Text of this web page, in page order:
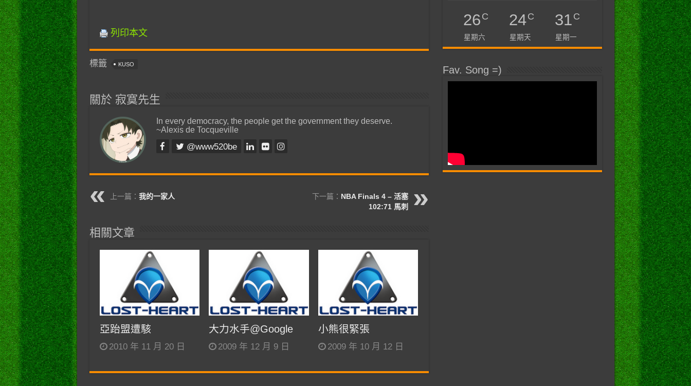
列印本文
標籤 KUSO
關於 寂寞先生
In every democracy, the people get the government they deserve.
~Alexis de Tocqueville
@www520be
上一篇： 我的一家人 下一篇： NBA Finals 4 – 活塞
102:71 馬刺
相關文章
亞跆盟遭駭
2010 年 11 月 20 日
大力水手@Google
2009 年 12 月 9 日
小熊很緊張
2009 年 10 月 12 日
26C
星期六
24C
星期天
31C
星期一
Fav. Song =)